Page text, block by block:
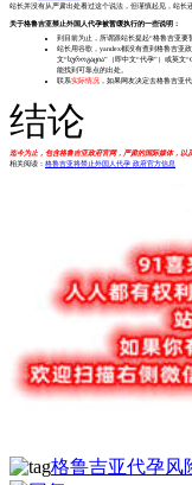
站长并没有从严肃出处看过这个说法，但谨慎起见，站长
关于格鲁吉亚禁止外国人代孕被暂缓执行的一些说明：
到目前为止，所谓跟站长提起“格鲁吉亚要
站长用谷歌，yandex都没有查到格鲁吉亚
文“სუროგაცია”（即中文“代孕”）或英文
能找到可靠点的出处。
联系实际情况 ，如果网友决定去格鲁吉亚
结论
迄今为止，包含格鲁吉亚政府官网，严肃的国际媒体，以
相关阅读： 格鲁吉亚将禁止外国人代孕 政府官方信息
格鲁吉亚代孕风